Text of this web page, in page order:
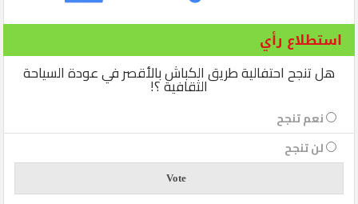
استطلاع رأي
هل تنجح احتفالية طريق الكباش بالأقصر في عودة السياحة
الثقافية ؟!
نعم تنجح
لن تنجح